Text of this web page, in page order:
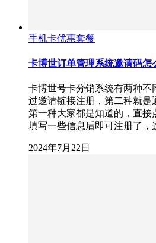
手机卡优惠套餐
卡博世订单管理系统邀请码怎
卡博世号卡分销系统有两种不
过邀请链接注册，第二种就是
第一种大家都是知道的，直接
填写一些信息后即可注册了
2024年7月22日